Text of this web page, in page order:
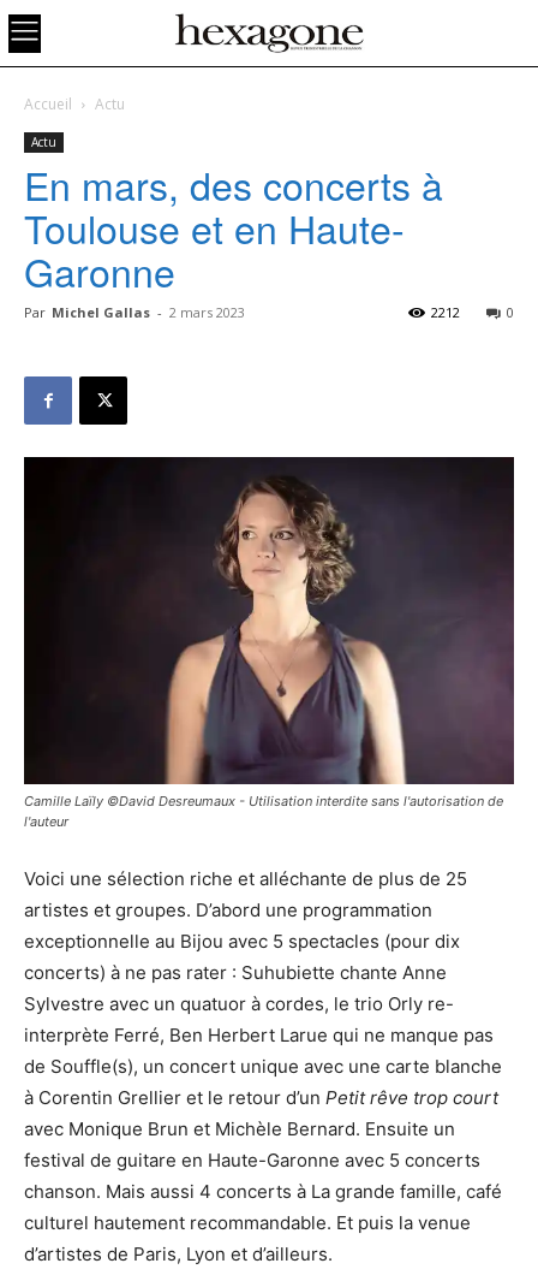
Accueil Actu
Actu
En mars, des concerts à
Toulouse et en Haute-
Garonne
Par Michel Gallas - 2 mars 2023 0
2212
Camille Laïly ©David Desreumaux - Utilisation interdite sans l'autorisation de
l'auteur
Voici une sélection riche et alléchante de plus de 25
artistes et groupes. D’abord une programmation
exceptionnelle au Bijou avec 5 spectacles (pour dix
concerts) à ne pas rater : Suhubiette chante Anne
Sylvestre avec un quatuor à cordes, le trio Orly re-
interprète Ferré, Ben Herbert Larue qui ne manque pas
de Souffle(s), un concert unique avec une carte blanche
à Corentin Grellier et le retour d’un Petit rêve trop court
avec Monique Brun et Michèle Bernard. Ensuite un
festival de guitare en Haute-Garonne avec 5 concerts
chanson. Mais aussi 4 concerts à La grande famille, café
culturel hautement recommandable. Et puis la venue
d’artistes de Paris, Lyon et d’ailleurs.